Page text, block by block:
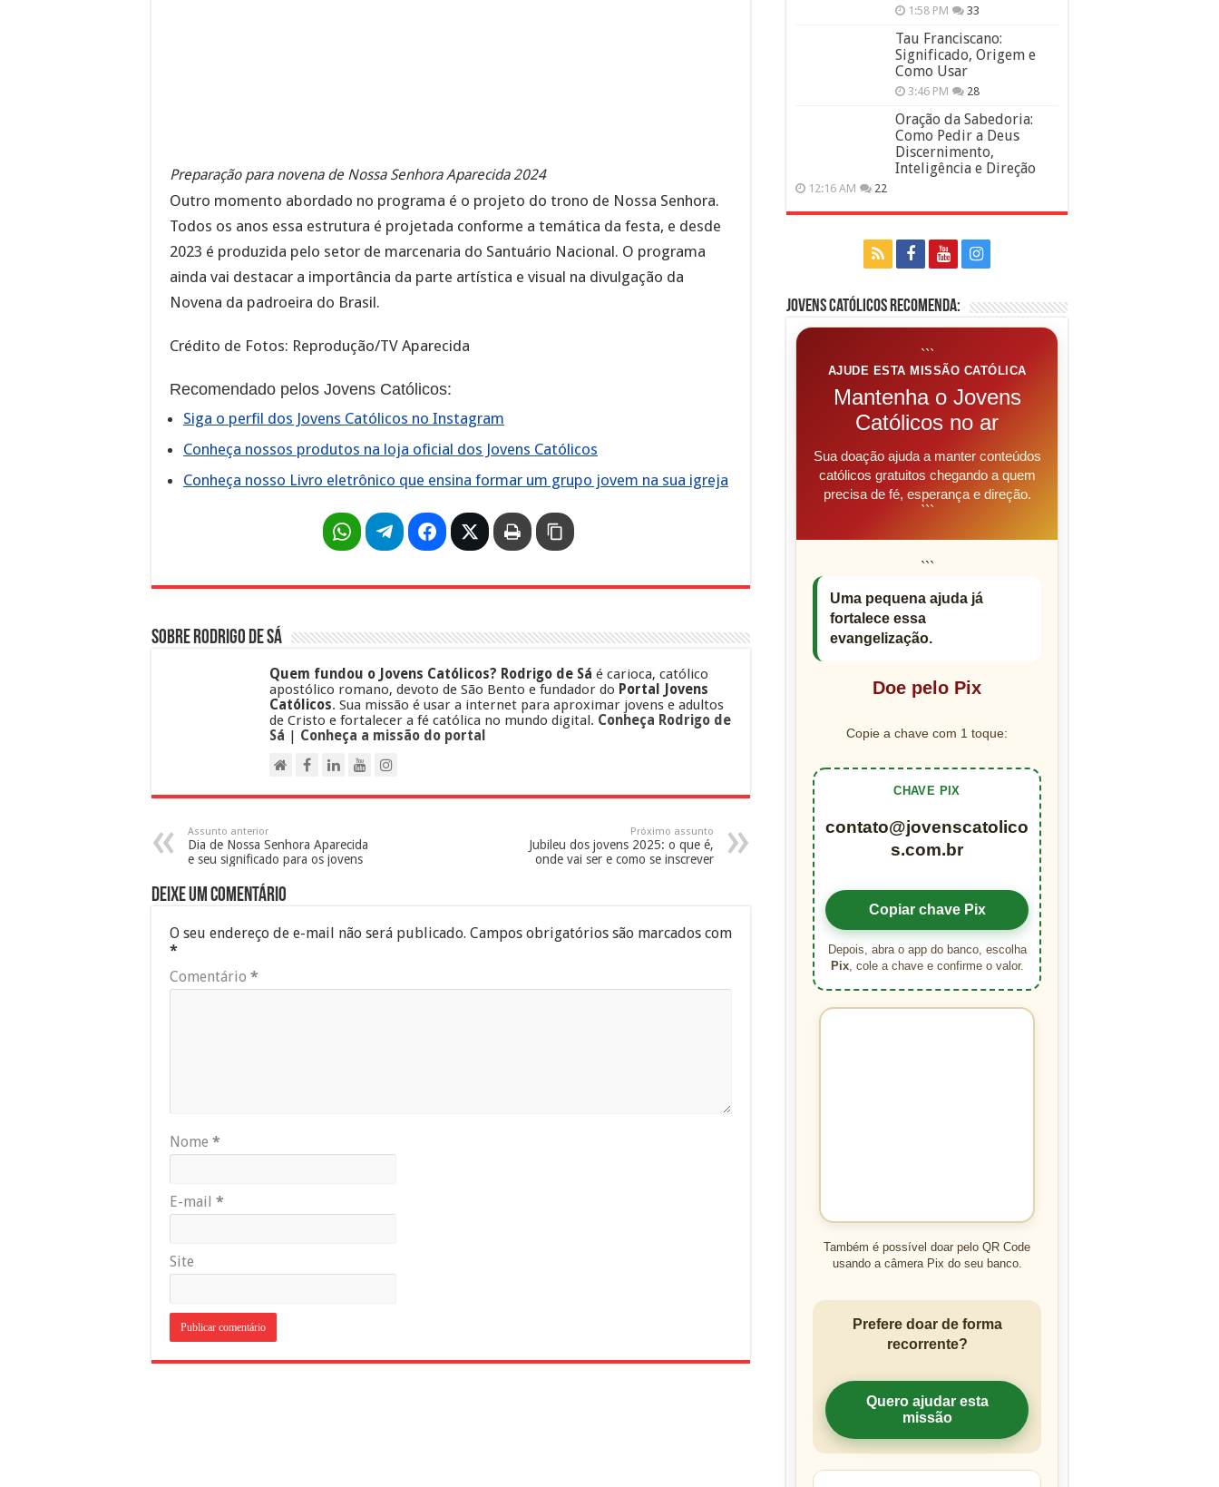
Preparação para novena de Nossa Senhora Aparecida 2024
Outro momento abordado no programa é o projeto do trono de Nossa Senhora.
Todos os anos essa estrutura é projetada conforme a temática da festa, e desde
2023 é produzida pelo setor de marcenaria do Santuário Nacional. O programa
ainda vai destacar a importância da parte artística e visual na divulgação da
Novena da padroeira do Brasil.
Crédito de Fotos: Reprodução/TV Aparecida
Recomendado pelos Jovens Católicos:
Siga o perfil dos Jovens Católicos no Instagram
Conheça nossos produtos na loja oficial dos Jovens Católicos
Conheça nosso Livro eletrônico que ensina formar um grupo jovem na sua igreja
Sobre Rodrigo de Sá
Quem fundou o Jovens Católicos? Rodrigo de Sá é carioca, católico
apostólico romano, devoto de São Bento e fundador do Portal Jovens
Católicos. Sua missão é usar a internet para aproximar jovens e adultos
de Cristo e fortalecer a fé católica no mundo digital. Conheça Rodrigo de
Sá | Conheça a missão do portal
Assunto anterior
Dia de Nossa Senhora Aparecida
e seu significado para os jovens
Próximo assunto
Jubileu dos jovens 2025: o que é,
onde vai ser e como se inscrever
Deixe um comentário
O seu endereço de e-mail não será publicado. Campos obrigatórios são marcados com
*
Comentário *
Nome *
E-mail *
Site
1:58 PM 33
Tau Franciscano:
Significado, Origem e
Como Usar
3:46 PM 28
Oração da Sabedoria:
Como Pedir a Deus
Discernimento,
Inteligência e Direção
12:16 AM 22
Jovens Católicos Recomenda:
```
AJUDE ESTA MISSÃO CATÓLICA
Mantenha o Jovens
Católicos no ar
Sua doação ajuda a manter conteúdos
católicos gratuitos chegando a quem
precisa de fé, esperança e direção.
```
```
Uma pequena ajuda já
fortalece essa
evangelização.
Doe pelo Pix
Copie a chave com 1 toque:
CHAVE PIX
contato@jovenscatolico
s.com.br
Copiar chave Pix
Depois, abra o app do banco, escolha
Pix, cole a chave e confirme o valor.
Também é possível doar pelo QR Code
usando a câmera Pix do seu banco.
Prefere doar de forma
recorrente?
Quero ajudar esta
missão